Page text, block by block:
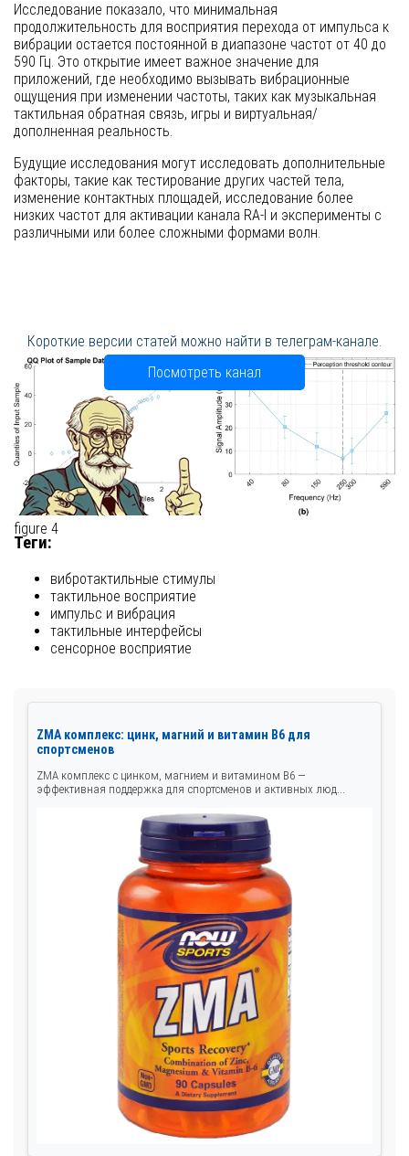
figure 4
Исследование показало, что минимальная
продолжительность для восприятия перехода от импульса к
вибрации остается постоянной в диапазоне частот от 40 до
590 Гц. Это открытие имеет важное значение для
приложений, где необходимо вызывать вибрационные
ощущения при изменении частоты, таких как музыкальная
тактильная обратная связь, игры и виртуальная/
дополненная реальность.
Будущие исследования могут исследовать дополнительные
факторы, такие как тестирование других частей тела,
изменение контактных площадей, исследование более
низких частот для активации канала RA-I и эксперименты с
различными или более сложными формами волн.
Короткие версии статей можно найти в телеграм-канале.
Посмотреть канал
Теги:
вибротактильные стимулы
тактильное восприятие
импульс и вибрация
тактильные интерфейсы
сенсорное восприятие
ZMA комплекс: цинк, магний и витамин В6 для
спортсменов
ZMA комплекс с цинком, магнием и витамином В6 —
эффективная поддержка для спортсменов и активных люд...